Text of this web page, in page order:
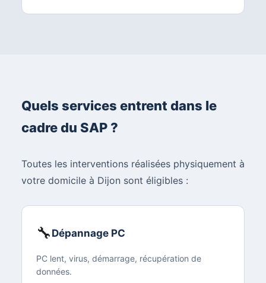
Quels services entrent dans le
cadre du SAP ?
Toutes les interventions réalisées physiquement à
votre domicile à Dijon sont éligibles :
🔧 Dépannage PC
PC lent, virus, démarrage, récupération de
données.